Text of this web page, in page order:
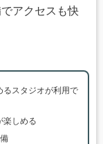
アクセスも快
るスタジオが利用で
楽しめる